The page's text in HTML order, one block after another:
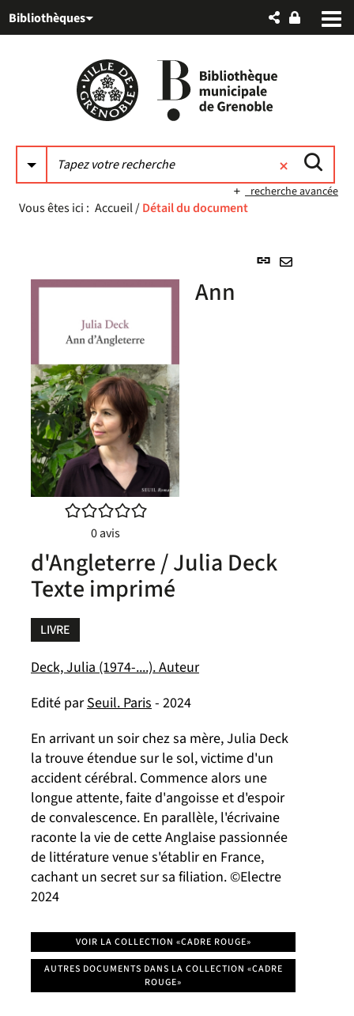
au
auBibliothèques
recherche avancée
Vous êtes ici : Accueil/Détail du document
Lien
/5
0avis
Ann
d'Angleterre / Julia Deck
Texte imprimé
LIVRE
Deck, Julia (1974-....). Auteur
Edité parSeuil. Paris- 2024
En arrivant un soir chez sa mère, Julia Deck
la trouve étendue sur le sol, victime d'un
accident cérébral. Commence alors une
longue attente, faite d'angoisse et d'espoir
de convalescence. En parallèle, l'écrivaine
raconte la vie de cette Anglaise passionnée
de littérature venue s'établir en France,
cachant un secret sur sa filiation. ©Electre
2024
VOIR LA COLLECTION «CADRE ROUGE»
AUTRES DOCUMENTS DANS LA COLLECTION «CADRE
ROUGE»